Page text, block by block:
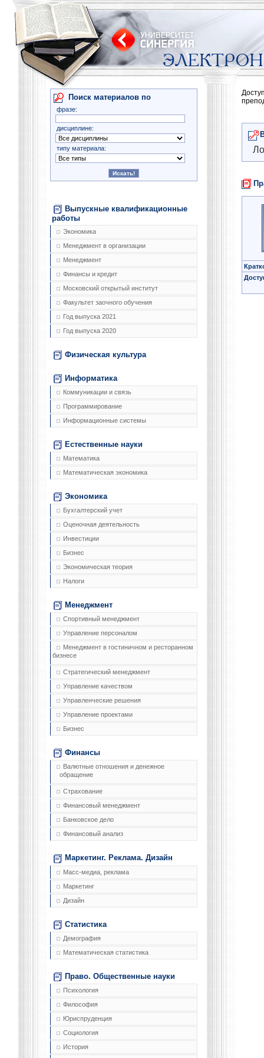
Поиск материалов по
фразе:
дисциплине:
типу материала:
Выпускные квалификационные
работы
Экономика
Менеджмент в организации
Менеджмент
Финансы и кредит
Московский открытый институт
Факультет заочного обучения
Год выпуска 2021
Год выпуска 2020
Физическая культура
Информатика
Коммуникации и связь
Программирование
Информационные системы
Естественные науки
Математика
Математическая экономика
Экономика
Бухгалтерский учет
Оценочная деятельность
Инвестиции
Бизнес
Экономическая теория
Налоги
Менеджмент
Спортивный менеджмент
Управление персоналом
Менеджмент в гостиничном и ресторанном
бизнесе
Стратегический менеджмент
Управление качеством
Управленческие решения
Управление проектами
Бизнес
Финансы
Валютные отношения и денежное
обращение
Страхование
Финансовый менеджмент
Банковское дело
Финансовый анализ
Маркетинг. Реклама. Дизайн
Масс-медиа, реклама
Маркетинг
Дизайн
Статистика
Демография
Математическая статистика
Право. Общественные науки
Психология
Философия
Юриспруденция
Социология
История